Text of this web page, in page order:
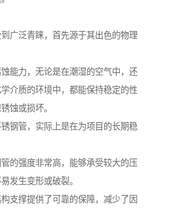
广泛青睐，首先源于其出色的物理
能力，无论是在潮湿的空气中，还
介质的环境中，都能保持稳定的性
蚀或损坏。
钢管，实际上是在为项目的长期稳
的强度非常高，能够承受较大的压
发生变形或破裂。
支撑提供了可靠的保障，减少了因